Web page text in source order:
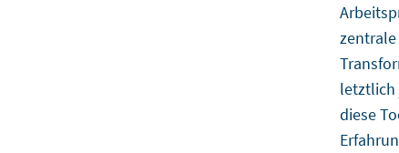
letztlich
diese